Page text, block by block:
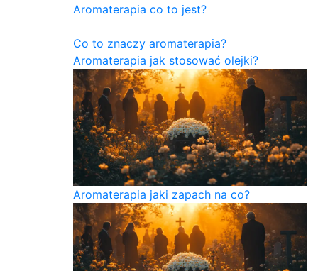
Aromaterapia co to jest?
Co to znaczy aromaterapia?
Aromaterapia jak stosować olejki?
Aromaterapia jaki zapach na co?